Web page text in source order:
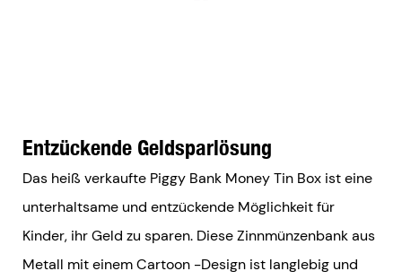
Entzückende Geldsparlösung
Das heiß verkaufte Piggy Bank Money Tin Box ist eine
unterhaltsame und entzückende Möglichkeit für
Kinder, ihr Geld zu sparen. Diese Zinnmünzenbank aus
Metall mit einem Cartoon -Design ist langlebig und